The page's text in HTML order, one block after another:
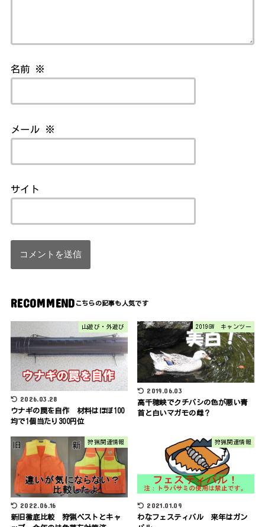
名前 ※
メール ※
サイト
RECOMMEND
山遊び・外遊び
2026.03.28
ウナギの罠を自作 材料はほぼ100
均で1個当たり300円位
2019GW キャンツー
2019.06.03
高千穂峡でクチバシの色が悪い青
首と白いマガモの雌？
狩猟関連情報
2022.06.16
新旧徹底比較 狩猟ベストとキャ
狩猟関連情報
2021.01.09
わなフェスティバル 来年はガン